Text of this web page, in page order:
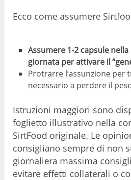
Ecco come assumere
Assumere 1-2 capsule
giornata per attivare il
Protrarre l’assunzione per
necessario a perdere il
Istruzioni maggiori sono
foglietto illustrativo nella
SirtFood originale. Le
consigliano sempre di non
giornaliera massima
evitare effetti collaterali o